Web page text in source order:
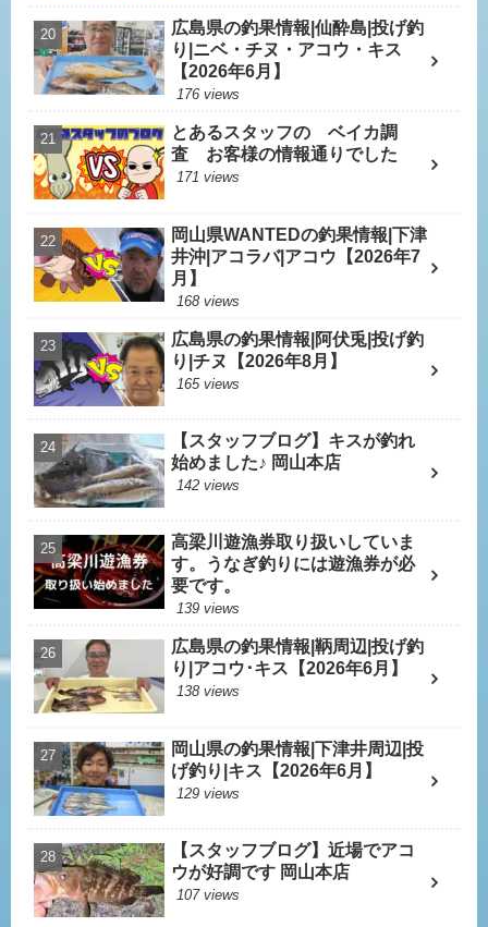
広島県の釣果情報|仙酔島|投げ釣
り|ニベ・チヌ・アコウ・キス
【2026年6月】
176 views
とあるスタッフの ベイカ調
査 お客様の情報通りでした
171 views
岡山県WANTEDの釣果情報|下津
井沖|アコラバ|アコウ【2026年7
月】
168 views
広島県の釣果情報|阿伏兎|投げ釣
り|チヌ【2026年8月】
165 views
【スタッフブログ】キスが釣れ
始めました♪ 岡山本店
142 views
高梁川遊漁券取り扱いしていま
す。うなぎ釣りには遊漁券が必
要です。
139 views
広島県の釣果情報|鞆周辺|投げ釣
り|アコウ･キス【2026年6月】
138 views
岡山県の釣果情報|下津井周辺|投
げ釣り|キス【2026年6月】
129 views
【スタッフブログ】近場でアコ
ウが好調です 岡山本店
107 views